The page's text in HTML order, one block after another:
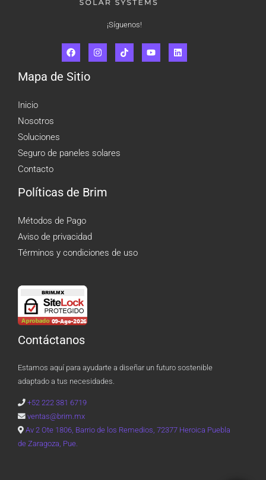
¡Síguenos!
Mapa de Sitio
Inicio
Nosotros
Soluciones
Seguro de paneles solares
Contacto
Políticas de Brim
Métodos de Pago
Aviso de privacidad
Términos y condiciones de uso
Contáctanos
Estamos aquí para ayudarte a diseñar un futuro sostenible
adaptado a tus necesidades.
+52 222 381 6719
ventas@brim.mx
Av 2 Ote 1806, Barrio de los Remedios, 72377 Heroica Puebla
de Zaragoza, Pue.